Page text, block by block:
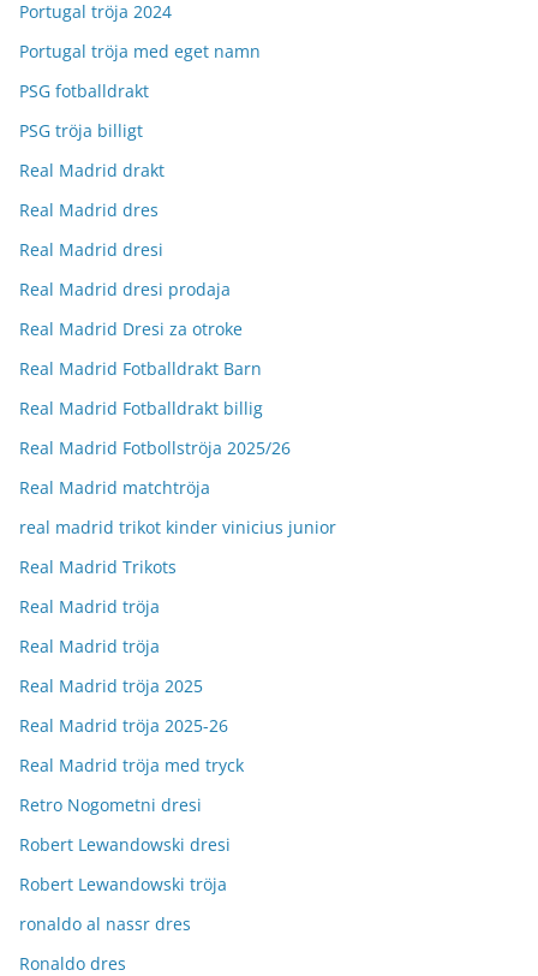
Portugal tröja 2024
Portugal tröja med eget namn
PSG fotballdrakt
PSG tröja billigt
Real Madrid drakt
Real Madrid dres
Real Madrid dresi
Real Madrid dresi prodaja
Real Madrid Dresi za otroke
Real Madrid Fotballdrakt Barn
Real Madrid Fotballdrakt billig
Real Madrid Fotbollströja 2025/26
Real Madrid matchtröja
real madrid trikot kinder vinicius junior
Real Madrid Trikots
Real Madrid tröja
Real Madrid tröja
Real Madrid tröja 2025
Real Madrid tröja 2025-26
Real Madrid tröja med tryck
Retro Nogometni dresi
Robert Lewandowski dresi
Robert Lewandowski tröja
ronaldo al nassr dres
Ronaldo dres